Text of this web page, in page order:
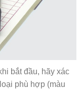
bắt đầu, hãy xác
phù hợp (màu